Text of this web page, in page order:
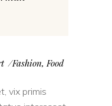
Fashion,Food
vix primis